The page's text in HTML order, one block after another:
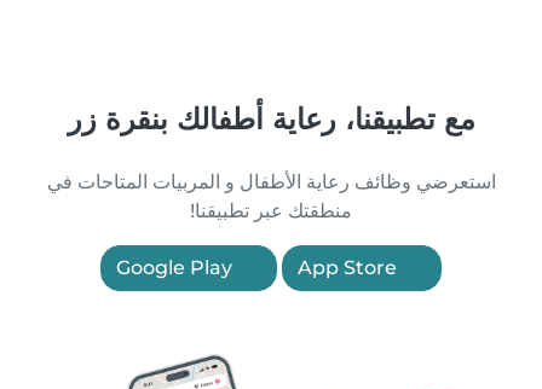
مع تطبيقنا، رعاية أطفالك بنقرة زر
استعرضي وظائف رعاية الأطفال و المربيات المتاحات في
منطقتك عبر تطبيقنا!